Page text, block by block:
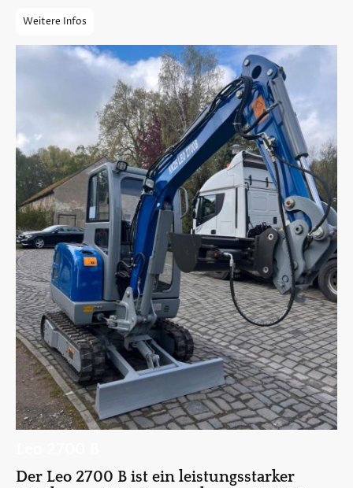
Weitere Infos
Der Leo 2700 B ist ein leistungsstarker